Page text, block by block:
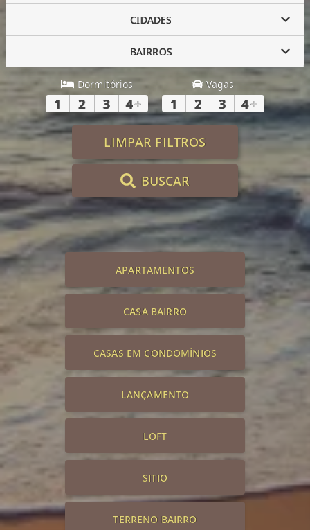
CIDADES
BAIRROS
Dormitórios
1 2 3 4+
Vagas
1 2 3 4+
LIMPAR FILTROS
BUSCAR
APARTAMENTOS
CASA BAIRRO
CASAS EM CONDOMÍNIOS
LANÇAMENTO
LOFT
SITIO
TERRENO BAIRRO